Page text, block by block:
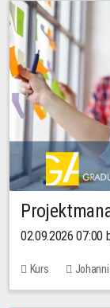
02.09.2026 07:00
Kurs
Keine freien Plätze